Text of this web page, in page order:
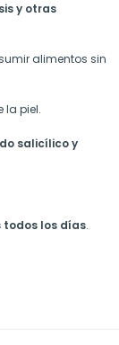
y otras
alimentos sin
la piel.
salicílico y
todos los días.